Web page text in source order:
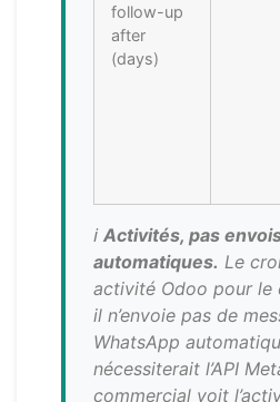
follow-up
after
(days)
ℹ️ Activités, pas
automatiques. Le
activité Odoo pour
il n’envoie pas de
WhatsApp
nécessiterait l’API
commercial voit